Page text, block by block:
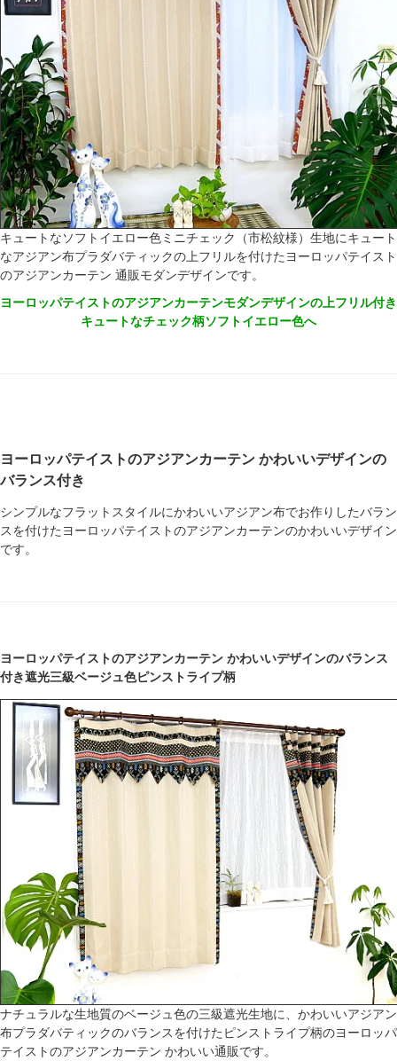
キュートなソフトイエロー色ミニチェック（市松紋様）生地にキュート
なアジアン布プラダバティックの上フリルを付けたヨーロッパテイスト
のアジアンカーテン 通販モダンデザインです。
ヨーロッパテイストのアジアンカーテンモダンデザインの上フリル付き
キュートなチェック柄ソフトイエロー色へ
ヨーロッパテイストのアジアンカーテン かわいいデザインの
バランス付き
シンプルなフラットスタイルにかわいいアジアン布でお作りしたバラン
スを付けたヨーロッパテイストのアジアンカーテンのかわいいデザイン
です。
ヨーロッパテイストのアジアンカーテン かわいいデザインのバランス
付き遮光三級ベージュ色ピンストライプ柄
ナチュラルな生地質のベージュ色の三級遮光生地に、かわいいアジアン
布プラダバティックのバランスを付けたピンストライプ柄のヨーロッパ
テイストのアジアンカーテン かわいい通販です。